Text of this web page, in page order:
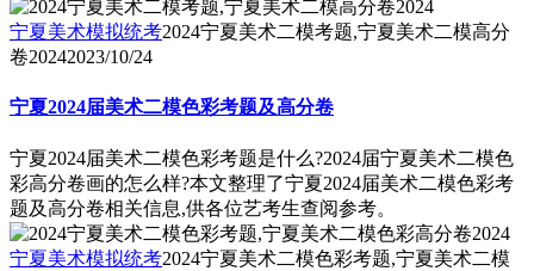
宁夏美术模拟统考2024宁夏美术二模考题,宁夏美术二模高分
卷20242023/10/24
宁夏2024届美术二模色彩考题及高分卷
宁夏2024届美术二模色彩考题是什么?2024届宁夏美术二模色
彩高分卷画的怎么样?本文整理了宁夏2024届美术二模色彩考
题及高分卷相关信息,供各位艺考生查阅参考。
宁夏美术模拟统考2024宁夏美术二模色彩考题,宁夏美术二模